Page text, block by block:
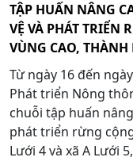
TẬP HUẤN NÂNG
VỆ VÀ PHÁT TRIỂN
VÙNG CAO, THÀNH
Từ ngày 16 đến
Phát triển Nông
chuỗi tập huấn
phát triển rừng
Lưới 4 và xã A Lưới